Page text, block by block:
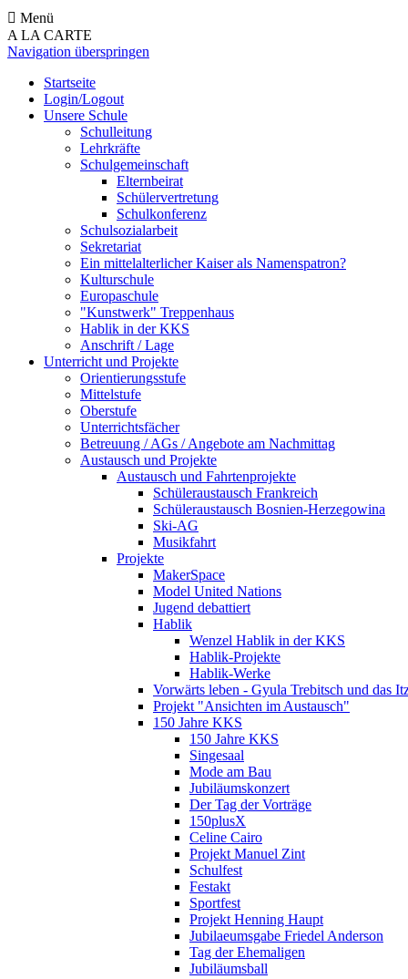
Menü
A LA CARTE
Navigation überspringen
Startseite
Login/Logout
Unsere Schule
Schulleitung
Lehrkräfte
Schulgemeinschaft
Elternbeirat
Schülervertretung
Schulkonferenz
Schulsozialarbeit
Sekretariat
Ein mittelalterlicher Kaiser als Namenspatron?
Kulturschule
Europaschule
"Kunstwerk" Treppenhaus
Hablik in der KKS
Anschrift / Lage
Unterricht und Projekte
Orientierungsstufe
Mittelstufe
Oberstufe
Unterrichtsfächer
Betreuung / AGs / Angebote am Nach­mittag
Austausch und Projekte
Austausch und Fahrtenprojekte
Schüleraustausch Frankreich
Schüleraustausch Bosnien-Herzegowina
Ski-AG
Musikfahrt
Projekte
MakerSpace
Model United Nations
Jugend debattiert
Hablik
Wenzel Hablik in der KKS
Hablik-Projekte
Hablik-Werke
Vorwärts leben - Gyula Trebitsch und das
Projekt "Ansichten im Austausch"
150 Jahre KKS
150 Jahre KKS
Singesaal
Mode am Bau
Jubiläumskonzert
Der Tag der Vorträge
150plusX
Celine Cairo
Projekt Manuel Zint
Schulfest
Festakt
Sportfest
Projekt Henning Haupt
Jubilaeumsgabe Friedel Anderson
Tag der Ehemaligen
Jubiläumsball